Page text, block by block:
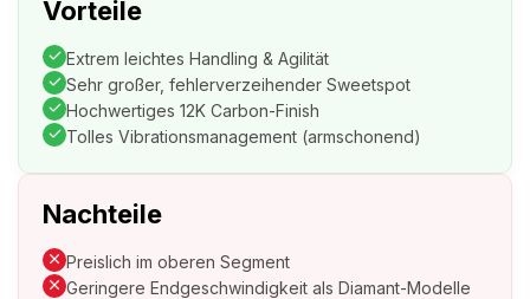
Vorteile
Extrem leichtes Handling & Agilität
Sehr großer, fehlerverzeihender Sweetspot
Hochwertiges 12K Carbon-Finish
Tolles Vibrationsmanagement (armschonend)
Nachteile
Preislich im oberen Segment
Geringere Endgeschwindigkeit als Diamant-Modelle